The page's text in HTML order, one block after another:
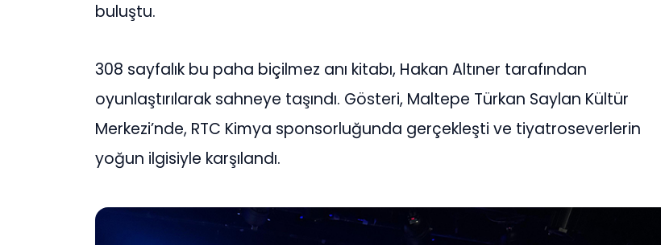
buluştu.
308 sayfalık bu paha biçilmez anı kitabı, Hakan Altıner tarafından
oyunlaştırılarak sahneye taşındı. Gösteri, Maltepe Türkan Saylan Kültür
Merkezi’nde, RTC Kimya sponsorluğunda gerçekleşti ve tiyatroseverlerin
yoğun ilgisiyle karşılandı.